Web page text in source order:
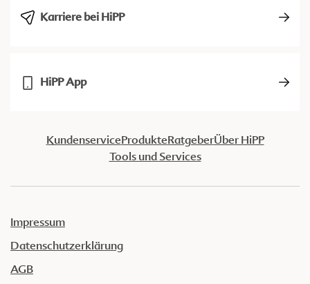
Karriere bei HiPP
HiPP App
KundenserviceProdukteRatgeberÜber HiPP
Tools und Services
Impressum
Datenschutzerklärung
AGB